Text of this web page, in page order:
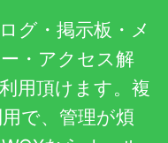
グ・掲示板・メ
・アクセス解
用頂けます。複
で、管理が煩